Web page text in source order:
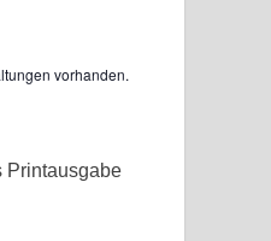
vorhanden.
Printausgabe